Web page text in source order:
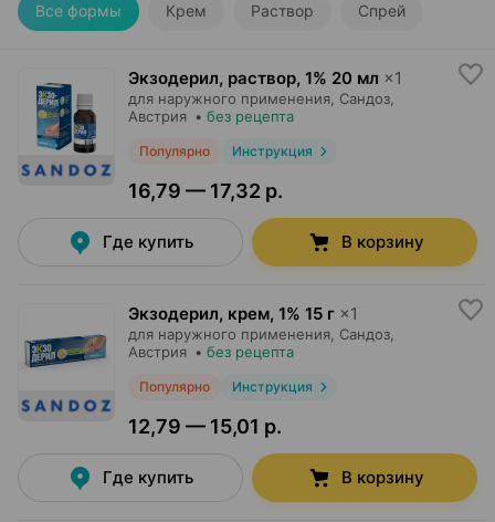
Все формы Крем Раствор Спрей
Экзодерил, раствор, 1% 20 мл ×1
для наружного применения, Сандоз
Австрия • без рецепта
Популярно Инструкция
16,79 — 17,32 р.
Где купить В корзину
Экзодерил, крем, 1% 15 г ×1
для наружного применения, Сандоз
Австрия • без рецепта
Популярно Инструкция
12,79 — 15,01 р.
Где купить В корзину